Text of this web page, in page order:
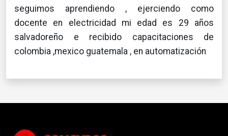
seguimos aprendiendo , ejerciendo como
docente en electricidad mi edad es 29 años
salvadoreño e recibido capacitaciones de
colombia ,mexico guatemala , en automatización